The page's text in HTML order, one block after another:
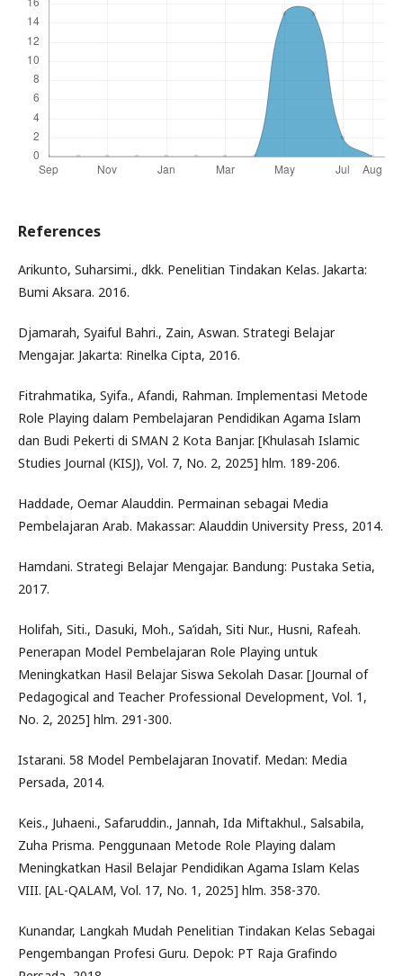
References
Arikunto, Suharsimi., dkk. Penelitian Tindakan Kelas. Jakarta:
Bumi Aksara. 2016.
Djamarah, Syaiful Bahri., Zain, Aswan. Strategi Belajar
Mengajar. Jakarta: Rinelka Cipta, 2016.
Fitrahmatika, Syifa., Afandi, Rahman. Implementasi Metode
Role Playing dalam Pembelajaran Pendidikan Agama Islam
dan Budi Pekerti di SMAN 2 Kota Banjar. [Khulasah Islamic
Studies Journal (KISJ), Vol. 7, No. 2, 2025] hlm. 189-206.
Haddade, Oemar Alauddin. Permainan sebagai Media
Pembelajaran Arab. Makassar: Alauddin University Press, 2014.
Hamdani. Strategi Belajar Mengajar. Bandung: Pustaka Setia,
2017.
Holifah, Siti., Dasuki, Moh., Sa’idah, Siti Nur., Husni, Rafeah.
Penerapan Model Pembelajaran Role Playing untuk
Meningkatkan Hasil Belajar Siswa Sekolah Dasar. [Journal of
Pedagogical and Teacher Professional Development, Vol. 1,
No. 2, 2025] hlm. 291-300.
Istarani. 58 Model Pembelajaran Inovatif. Medan: Media
Persada, 2014.
Keis., Juhaeni., Safaruddin., Jannah, Ida Miftakhul., Salsabila,
Zuha Prisma. Penggunaan Metode Role Playing dalam
Meningkatkan Hasil Belajar Pendidikan Agama Islam Kelas
VIII. [AL-QALAM, Vol. 17, No. 1, 2025] hlm. 358-370.
Kunandar, Langkah Mudah Penelitian Tindakan Kelas Sebagai
Pengembangan Profesi Guru. Depok: PT Raja Grafindo